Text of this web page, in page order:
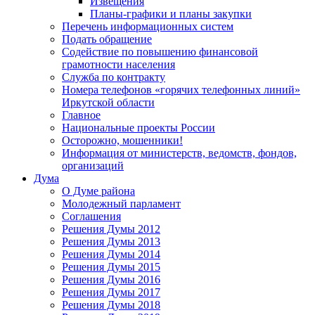
Планы-графики и планы закупки
Перечень информационных систем
Подать обращение
Содействие по повышению финансовой
грамотности населения
Служба по контракту
Номера телефонов «горячих телефонных линий»
Иркутской области
Главное
Национальные проекты России
Осторожно, мошенники!
Информация от министерств, ведомств, фондов,
организаций
Дума
О Думе района
Молодежный парламент
Соглашения
Решения Думы 2012
Решения Думы 2013
Решения Думы 2014
Решения Думы 2015
Решения Думы 2016
Решения Думы 2017
Решения Думы 2018